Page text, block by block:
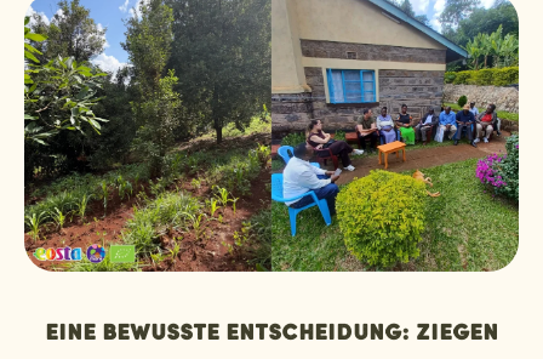
Eine bewusste Entscheidung: Ziegen